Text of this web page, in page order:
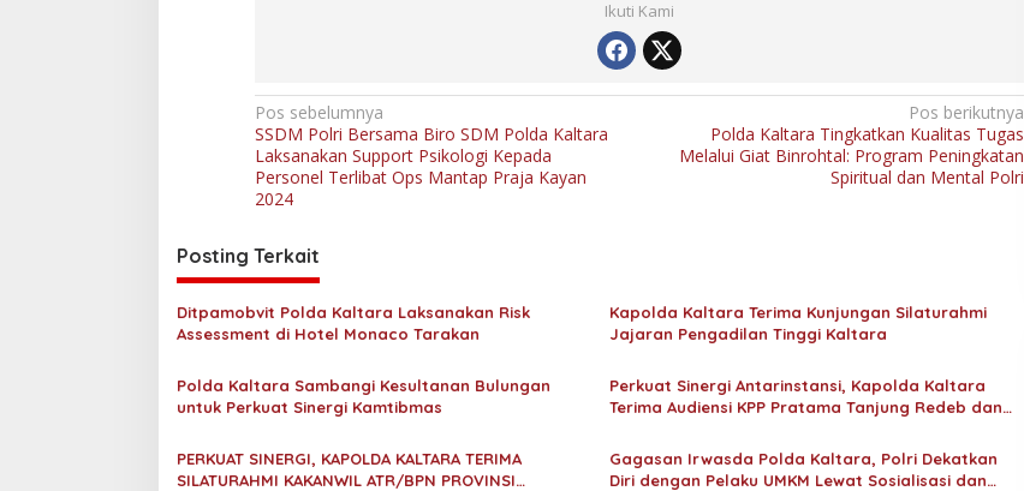
Ikuti Kami
N
a
v
i
g
a
s
i
p
o
s
Pos sebelumnya
SSDM Polri Bersama Biro SDM Polda Kaltara
Laksanakan Support Psikologi Kepada
Personel Terlibat Ops Mantap Praja Kayan
2024
Pos berikutnya
Polda Kaltara Tingkatkan Kualitas Tugas
Melalui Giat Binrohtal: Program Peningkatan
Spiritual dan Mental Polri
Posting Terkait
Ditpamobvit Polda Kaltara Laksanakan Risk
Assessment di Hotel Monaco Tarakan
Kapolda Kaltara Terima Kunjungan Silaturahmi
Jajaran Pengadilan Tinggi Kaltara
Polda Kaltara Sambangi Kesultanan Bulungan
untuk Perkuat Sinergi Kamtibmas
Perkuat Sinergi Antarinstansi, Kapolda Kaltara
Terima Audiensi KPP Pratama Tanjung Redeb dan
PERKUAT SINERGI, KAPOLDA KALTARA TERIMA
SILATURAHMI KAKANWIL ATR/BPN PROVINSI
Gagasan Irwasda Polda Kaltara, Polri Dekatkan
Diri dengan Pelaku UMKM Lewat Sosialisasi dan